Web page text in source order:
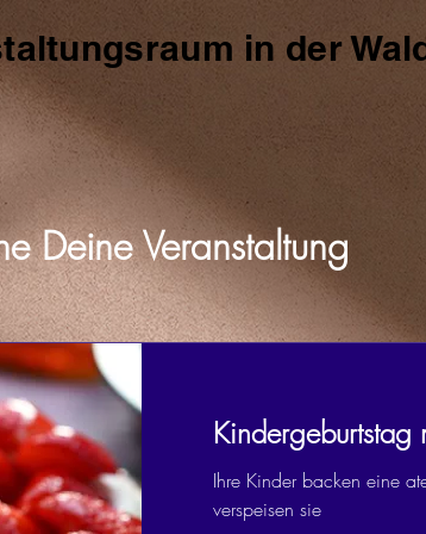
in der
Deine Veranstaltung
Kindergeburtstag
Ihre Kinder backen eine
verspeisen sie